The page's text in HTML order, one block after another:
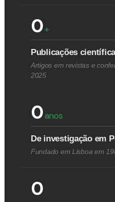
0+
Publicações
Artigos em revistas e
2025
0anos
De investigação em
Fundado em Lisboa em
0